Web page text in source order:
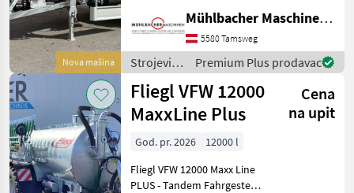
Nova mašina
Achse - 2-Kreis
Druckluftbremse mit ALB-
Regler - Behälter in
Stahlausführung verzi
Mühlbacher Maschinen GmbH
5580 Tamsweg
Strojevi
za
đubrenje,
gnojenje i
navodnjavanje
/ Fliegl
Premium Plus prodavac
Fliegl VFW 12000
MaxxLine Plus
Cena
na upit
God. pr. 2026
12000 l
Fliegl VFW 12000 Maxx Line
PLUS - Tandem Fahrgestell